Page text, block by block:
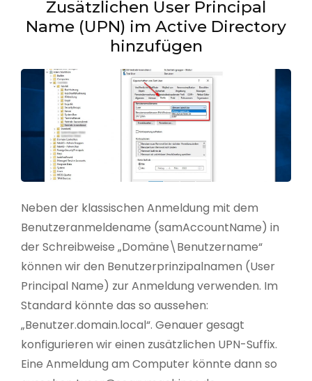
Zusätzlichen User Principal
Name (UPN) im Active Directory
hinzufügen
Neben der klassischen Anmeldung mit dem
Benutzeranmeldename (samAccountName) in
der Schreibweise „Domäne\Benutzername“
können wir den Benutzerprinzipalnamen (User
Principal Name) zur Anmeldung verwenden. Im
Standard könnte das so aussehen:
„Benutzer.domain.local“. Genauer gesagt
konfigurieren wir einen zusätzlichen UPN-Suffix.
Eine Anmeldung am Computer könnte dann so